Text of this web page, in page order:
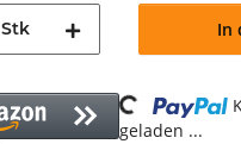
Stk In
Loading...
geladen ...